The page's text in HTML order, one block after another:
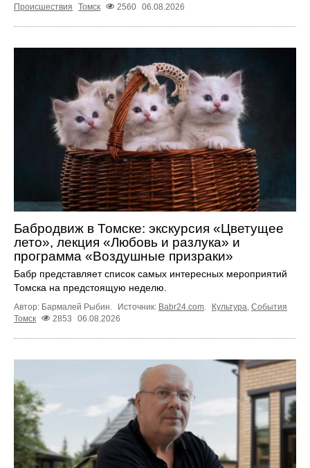
Происшествия
Томск 2560 06.08.2026
Бабродвиж в Томске: экскурсия «Цветущее
лето», лекция «Любовь и разлука» и
программа «Воздушные призраки»
Бабр представляет список самых интересных мероприятий
Томска на предстоящую неделю.
Автор: Бармалей Рыбин. Источник: Babr24.com. Культура, События
Томск
2853 06.08.2026